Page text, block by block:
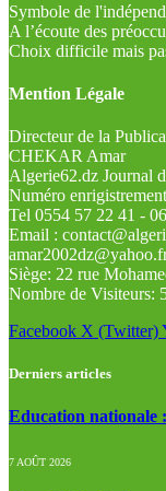
Symbole de
A l’écoute des
Choix difficile mais
Mention Légale
Directeur de la
CHEKAR Amar
Algerie62.dz Journal
Numéro
Tel 0554 57 22 41 -
Email :
Siège: 22 rue
Nombre de Visiteurs:
Facebook X (Twitter)
Derniers articles
Education nationale
7 AOÛT 2026